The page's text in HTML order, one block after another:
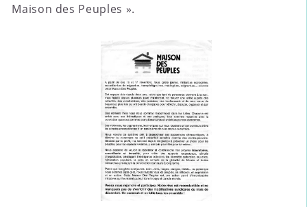
Maison des Peuples ».